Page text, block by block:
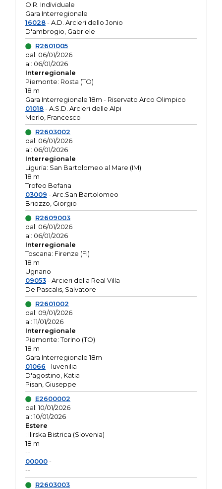
O.R. Individuale
Gara Interregionale
16028- A.D. Arcieri dello Jonio
D'ambrogio, Gabriele
R2601005
dal: 06/01/2026
al: 06/01/2026
Interregionale
Piemonte: Rosta (TO)
18 m
Gara Interregionale 18m - Riservato Arco Olimpico
01018- A.S.D. Arcieri delle Alpi
Merlo, Francesco
R2603002
dal: 06/01/2026
al: 06/01/2026
Interregionale
Liguria: San Bartolomeo al Mare (IM)
18 m
Trofeo Befana
03009 - Arc.San Bartolomeo
Briozzo, Giorgio
R2609003
dal: 06/01/2026
al: 06/01/2026
Interregionale
Toscana: Firenze (FI)
18 m
Ugnano
09053- Arcieri della Real Villa
De Pascalis, Salvatore
R2601002
dal: 09/01/2026
al: 11/01/2026
Interregionale
Piemonte: Torino (TO)
18 m
Gara Interregionale 18m
01066 - Iuvenilia
D'agostino, Katia
Pisan, Giuseppe
E2600002
dal: 10/01/2026
al: 10/01/2026
Estere
: Ilirska Bistrica (Slovenia)
18 m
--
00000-
--
R2603003